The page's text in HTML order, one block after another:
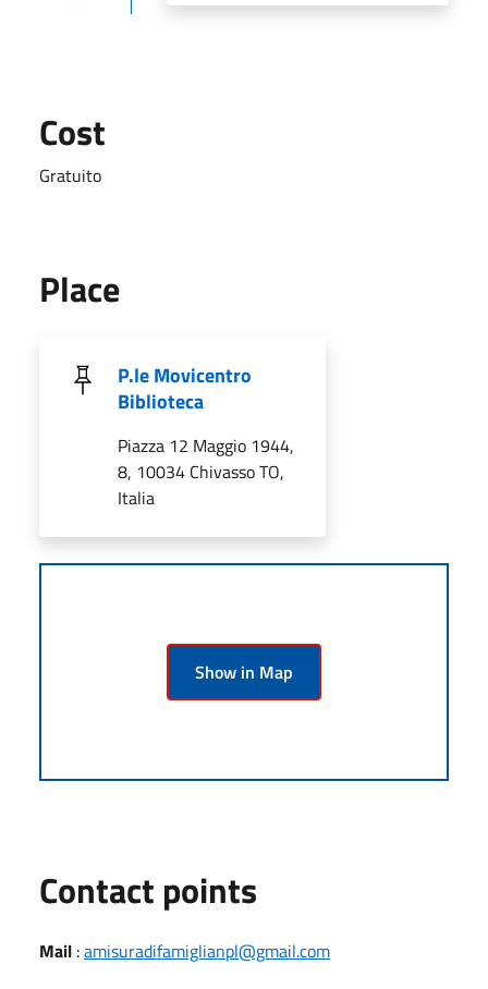
Cost
Gratuito
Place
P.le Movicentro
Biblioteca
Piazza 12 Maggio 1944,
8, 10034 Chivasso TO,
Italia
Show in Map
Contact points
Mail :amisuradifamiglianpl@gmail.com